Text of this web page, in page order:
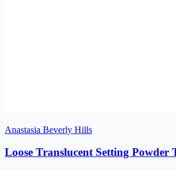
Anastasia Beverly Hills
Loose Translucent Setting Powder